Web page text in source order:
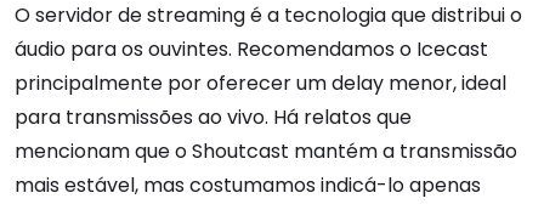
O servidor de streaming é a tecnologia que distribui o
áudio para os ouvintes. Recomendamos o Icecast
principalmente por oferecer um delay menor, ideal
para transmissões ao vivo. Há relatos que
mencionam que o Shoutcast mantém a transmissão
mais estável, mas costumamos indicá-lo apenas